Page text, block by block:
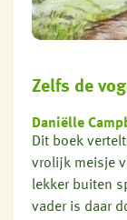
Zelfs de
Daniëlle
Dit boek
vrolijk meisje
lekker buiten
vader is daar